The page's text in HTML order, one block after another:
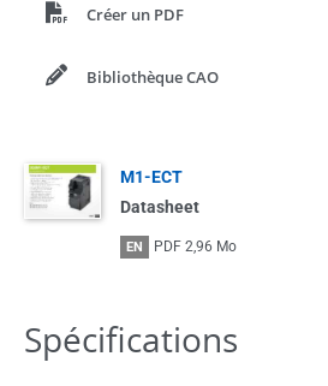
Créer un PDF
Bibliothèque CAO
M1-ECT
Datasheet
EN PDF 2,96 Mo
Spécifications